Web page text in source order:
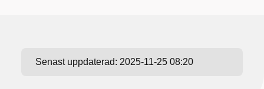
Senast uppdaterad: 2025-11-25 08:20